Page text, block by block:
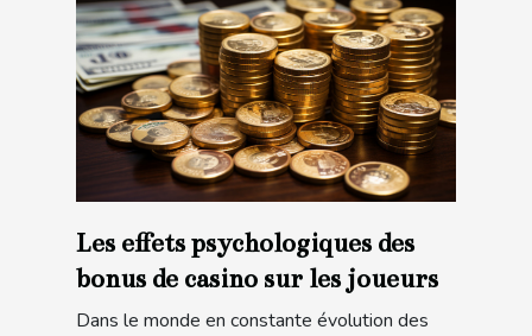
Les effets psychologiques des
bonus de casino sur les joueurs
Dans le monde en constante évolution des